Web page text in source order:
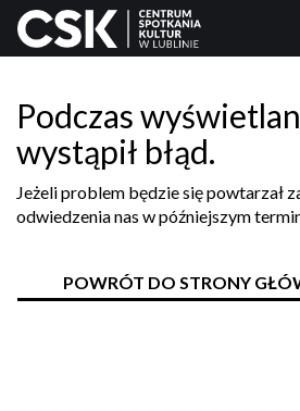
Podczas
wystąpił błąd.
Jeżeli problem będzie się powtarzał
odwiedzenia nas w późniejszym
POWRÓT DO STRONY